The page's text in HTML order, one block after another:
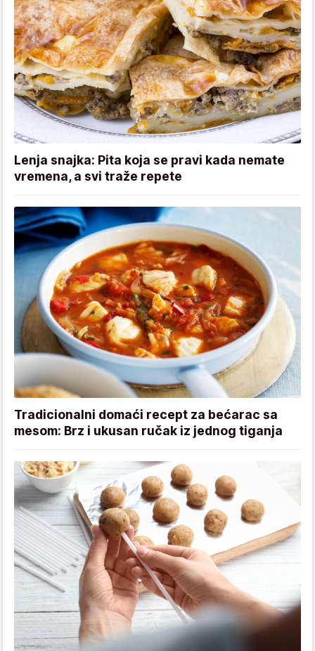
Lenja snajka: Pita koja se pravi kada nemate
vremena, a svi traže repete
Tradicionalni domaći recept za bećarac sa
mesom: Brz i ukusan ručak iz jednog tiganja